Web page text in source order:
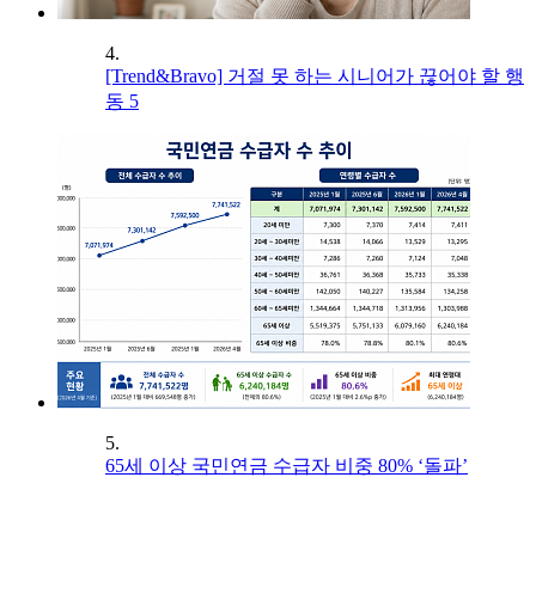
4.
[Trend&Bravo] 거절 못 하는 시니어가 끊어야 할 행
동 5
5.
65세 이상 국민연금 수급자 비중 80% ‘돌파’